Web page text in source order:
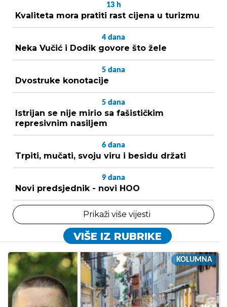
13 h
Kvaliteta mora pratiti rast cijena u turizmu
4 dana
Neka Vučić i Dodik govore što žele
5 dana
Dvostruke konotacije
5 dana
Istrijan se nije mirio sa fašističkim
represivnim nasiljem
6 dana
Trpiti, mučati, svoju viru i besidu držati
9 dana
Novi predsjednik - novi HOO
Prikaži više vijesti
VIŠE IZ RUBRIKE
KOLUMNA